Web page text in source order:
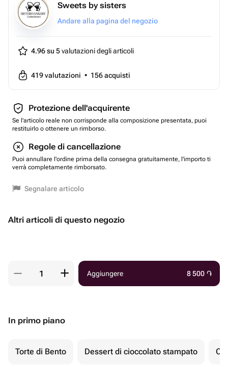
Sweets by sisters
Andare alla pagina del negozio
4.96 su 5valutazioni degli articoli
419valutazioni • 156acquisti
Protezione dell'acquirente
Se l'articolo reale non corrisponde alla composizione presentata, puoi
restituirlo o ottenere un rimborso.
Regole di cancellazione
Puoi annullare l'ordine prima della consegna gratuitamente, l'importo ti
verrà completamente rimborsato.
Segnalare articolo
Altri articoli di questo negozio
Aggiungere 8 500 ֏
In primo piano
Torte di Bento Dessert di cioccolato stampato